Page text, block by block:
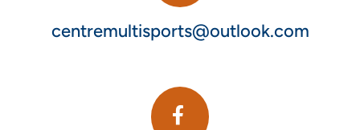
centremultisports@outlook.com